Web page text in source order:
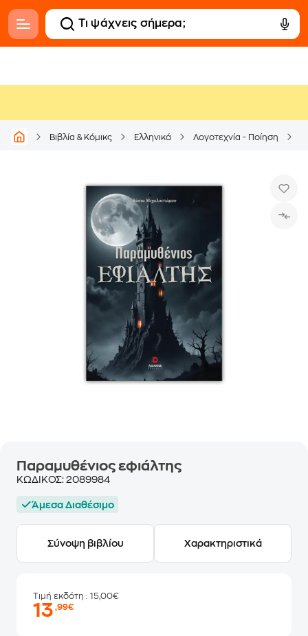
Βιβλία & Κόμικς Ελληνικά Λογοτεχνία - Ποίηση
Παραμυθένιος εφιάλτης
ΚΩΔΙΚΟΣ: 2089984
Άμεσα Διαθέσιμο
Σύνοψη βιβλίου Χαρακτηριστικά
Τιμή εκδότη : 15,00€
13,99€